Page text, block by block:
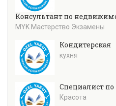
Консультант по
MYK Мастерство Экзамены
Кондитерская
кухня
Специалист по
Красота